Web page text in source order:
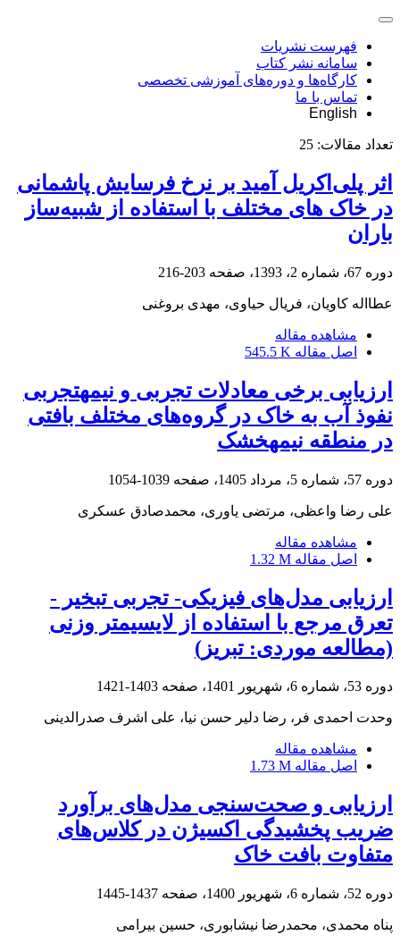
فهرست نشریات
سامانه نشر کتاب
کارگاه‌ها و دوره‌های آموزشی تخصصی
تماس با ما
English
تعداد مقالات: 25
اثر پلی‌اکریل آمید بر نرخ فرسایش پاشمانی
در خاک ‏های مختلف با استفاده از شبیه‌ساز
باران
دوره 67، شماره 2، 1393، صفحه 203-216
عطااله کاویان، فریال حیاوی، مهدی بروغنی
مشاهده مقاله
اصل مقاله 545.5 K
ارزیابی برخی معادلات تجربی و نیمه‏تجربی
نفوذ آب به خاک در گروه‌های مختلف بافتی
در منطقه نیمه‏خشک
دوره 57، شماره 5، مرداد 1405، صفحه 1039-1054
علی‏‏ رضا واعظی، مرتضی یاوری، محمدصادق عسکری
مشاهده مقاله
اصل مقاله 1.32 M
ارزیابی مدل‌های فیزیکی- تجربی تبخیر -
تعرق مرجع با استفاده از لایسیمتر وزنی
(مطالعه موردی: تبریز)
دوره 53، شماره 6، شهریور 1401، صفحه 1403-1421
وحدت احمدی فر، رضا دلیر حسن نیا، علی اشرف صدرالدینی
مشاهده مقاله
اصل مقاله 1.73 M
ارزیابی و صحت‌سنجی مدل‌های برآورد
ضریب پخشیدگی اکسیژن در کلاس‌های
متفاوت بافت خاک
دوره 52، شماره 6، شهریور 1400، صفحه 1437-1445
پناه محمدی، محمدرضا نیشابوری، حسین بیرامی